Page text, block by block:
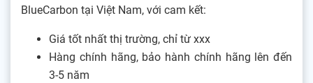
BlueCarbon tại Việt Nam, với cam kết:
Giá tốt nhất thị trường, chỉ từ xxx
Hàng chính hãng, bảo hành chính hãng lên đến
3-5 năm